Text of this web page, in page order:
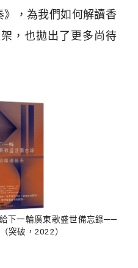
，為我們如何解讀香
，也拋出了更多尚待
下一輪廣東歌盛世備忘錄──
突破，2022）